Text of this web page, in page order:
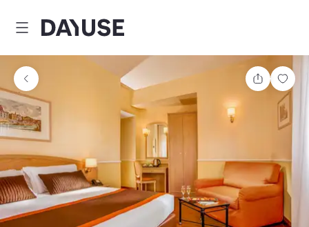
Dayuse
Teilen